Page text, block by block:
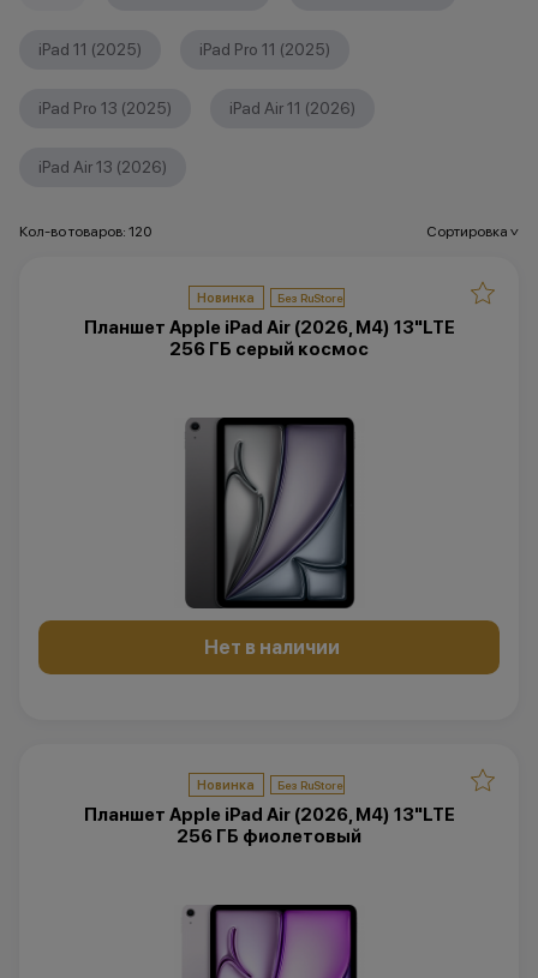
iPad 11 (2025) iPad Pro 11 (2025)
iPad Pro 13 (2025) iPad Air 11 (2026)
iPad Air 13 (2026)
Кол-во товаров: 120 Сортировка>
Новинка
Планшет Apple iPad Air (2026, M4) 13"LTE
256 ГБ серый космос
Нет в наличии
Новинка
Планшет Apple iPad Air (2026, M4) 13"LTE
256 ГБ фиолетовый